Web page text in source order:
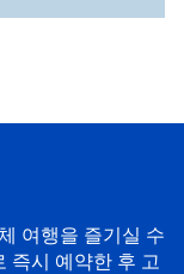
여행을 즐기실 수
즉시 예약한 후 고